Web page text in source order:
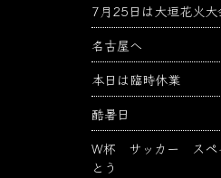
7月25日は大垣花火大
名古屋へ
本日は臨時休業
酷暑日
W杯 サッカー スペ
とう